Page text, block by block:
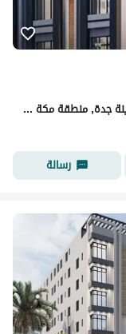
شقة للبيع في شارع خلف الفراء, حي الجامعة, مدينة جدة, منطقة مكة المكرمة
رسالة